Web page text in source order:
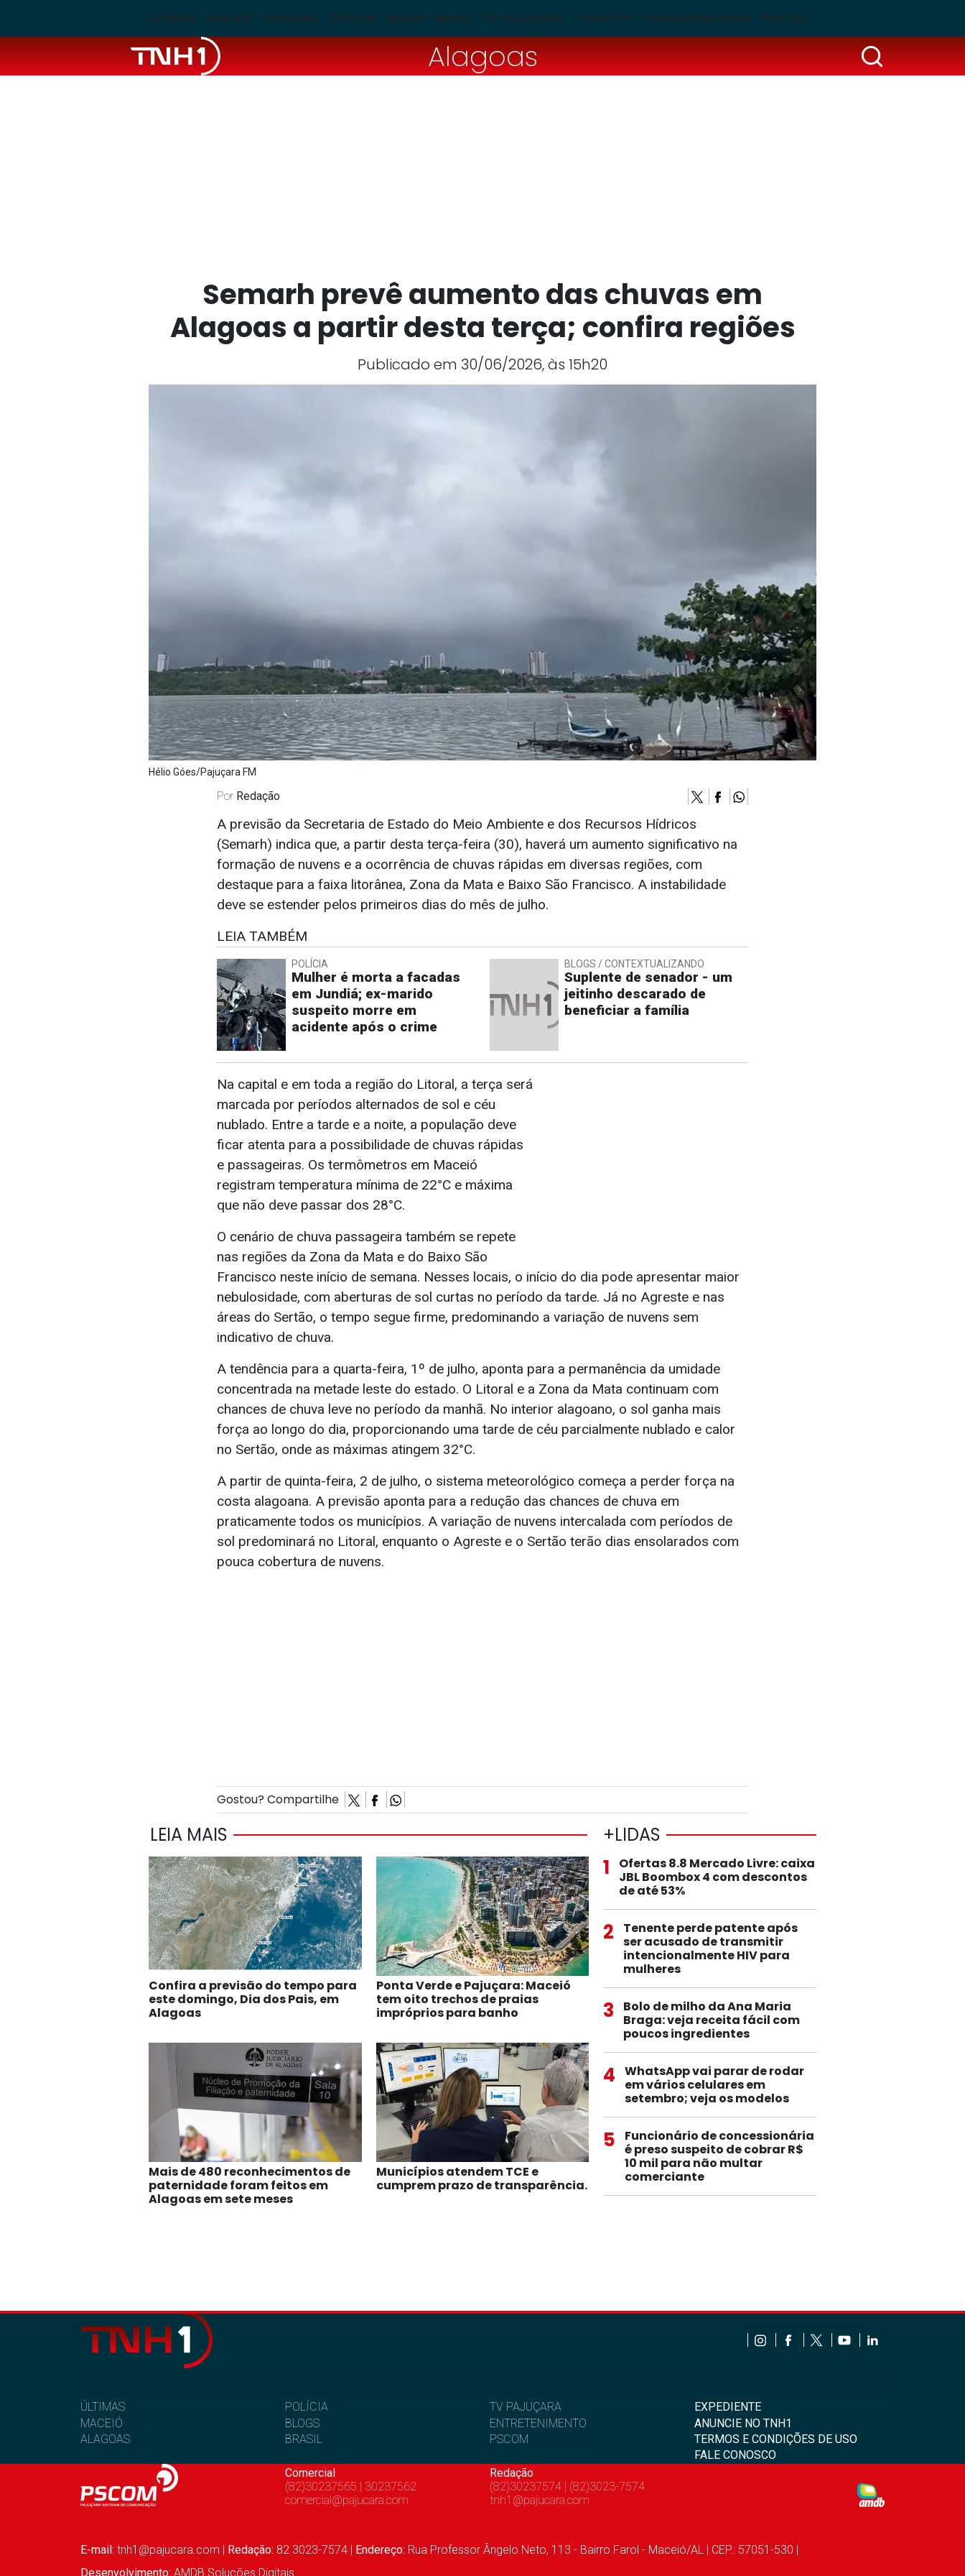
ÚLTIMAS MACEIÓ ALAGOAS POLÍCIA BLOGS BRASIL TV PAJUÇARA TUDO POP PUBLICIDADE LEGAL PSCOM
Alagoas
Semarh prevê aumento das chuvas em
Alagoas a partir desta terça; confira regiões
Publicado em 30/06/2026, às 15h20
Hélio Góes/Pajuçara FM
Por Redação
A previsão da Secretaria de Estado do Meio Ambiente e dos Recursos Hídricos
(Semarh) indica que, a partir desta terça-feira (30), haverá um aumento significativo na
formação de nuvens e a ocorrência de chuvas rápidas em diversas regiões, com
destaque para a faixa litorânea, Zona da Mata e Baixo São Francisco. A instabilidade
deve se estender pelos primeiros dias do mês de julho.
LEIA TAMBÉM
POLÍCIA
Mulher é morta a facadas
em Jundiá; ex-marido
suspeito morre em
acidente após o crime
BLOGS / CONTEXTUALIZANDO
Suplente de senador - um
jeitinho descarado de
beneficiar a família
Na capital e em toda a região do Litoral, a terça será
marcada por períodos alternados de sol e céu
nublado. Entre a tarde e a noite, a população deve
ficar atenta para a possibilidade de chuvas rápidas
e passageiras. Os termômetros em Maceió
registram temperatura mínima de 22°C e máxima
que não deve passar dos 28°C.
O cenário de chuva passageira também se repete
nas regiões da Zona da Mata e do Baixo São
Francisco neste início de semana. Nesses locais, o início do dia pode apresentar maior
nebulosidade, com aberturas de sol curtas no período da tarde. Já no Agreste e nas
áreas do Sertão, o tempo segue firme, predominando a variação de nuvens sem
indicativo de chuva.
A tendência para a quarta-feira, 1º de julho, aponta para a permanência da umidade
concentrada na metade leste do estado. O Litoral e a Zona da Mata continuam com
chances de chuva leve no período da manhã. No interior alagoano, o sol ganha mais
força ao longo do dia, proporcionando uma tarde de céu parcialmente nublado e calor
no Sertão, onde as máximas atingem 32°C.
A partir de quinta-feira, 2 de julho, o sistema meteorológico começa a perder força na
costa alagoana. A previsão aponta para a redução das chances de chuva em
praticamente todos os municípios. A variação de nuvens intercalada com períodos de
sol predominará no Litoral, enquanto o Agreste e o Sertão terão dias ensolarados com
pouca cobertura de nuvens.
Gostou? Compartilhe
LEIA MAIS
Confira a previsão do tempo para
este domingo, Dia dos Pais, em
Alagoas
Ponta Verde e Pajuçara: Maceió
tem oito trechos de praias
impróprios para banho
Mais de 480 reconhecimentos de
paternidade foram feitos em
Alagoas em sete meses
Municípios atendem TCE e
cumprem prazo de transparência.
+LIDAS
1
Ofertas 8.8 Mercado Livre: caixa
JBL Boombox 4 com descontos
de até 53%
2
Tenente perde patente após
ser acusado de transmitir
intencionalmente HIV para
mulheres
3
Bolo de milho da Ana Maria
Braga: veja receita fácil com
poucos ingredientes
4
WhatsApp vai parar de rodar
em vários celulares em
setembro; veja os modelos
5
Funcionário de concessionária
é preso suspeito de cobrar R$
10 mil para não multar
comerciante
ÚLTIMAS
MACEIÓ
ALAGOAS
POLÍCIA
BLOGS
BRASIL
TV PAJUÇARA
ENTRETENIMENTO
PSCOM
EXPEDIENTE
ANUNCIE NO TNH1
TERMOS E CONDIÇÕES DE USO
FALE CONOSCO
Comercial
(82)30237565 | 30237562
comercial@pajucara.com
Redação
(82)30237574 | (82)3023-7574
tnh1@pajucara.com
E-mail: tnh1@pajucara.com Redação: 82 3023-7574 | Endereço: Rua Professor Ângelo Neto, 113 - Bairro Farol - Maceió/AL | CEP.: 57051-530 |
Desenvolvimento: AMDB Soluções Digitais